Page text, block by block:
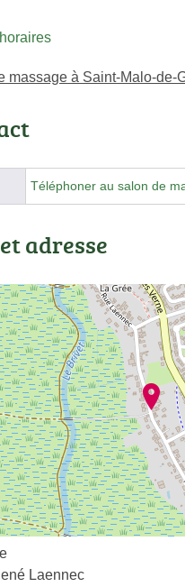
massage à Saint-Malo-de-
Téléphoner au salon de
adresse
Laennec